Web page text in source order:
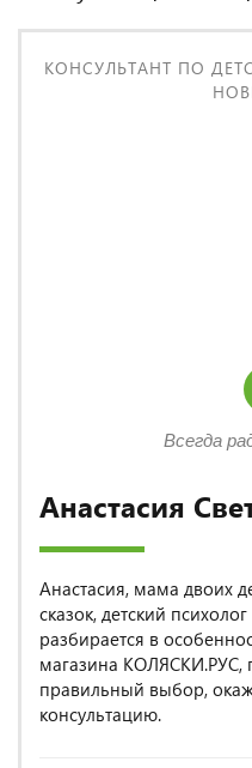
КОНСУЛЬТАНТ ПО
Анастасия
Анастасия, мама двоих
сказок, детский
разбирается в
магазина КОЛЯСКИ.РУС,
правильный выбор,
консультацию.
Всегда